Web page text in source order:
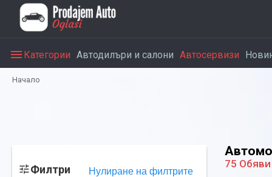
Категории Автодилъри и салони Автосервизи
Начало
Филтри Нулиране на филтрите
75 Обяви